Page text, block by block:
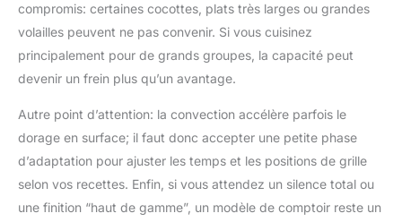
compromis: certaines cocottes, plats très larges ou grandes
volailles peuvent ne pas convenir. Si vous cuisinez
principalement pour de grands groupes, la capacité peut
devenir un frein plus qu’un avantage.
Autre point d’attention: la convection accélère parfois le
dorage en surface; il faut donc accepter une petite phase
d’adaptation pour ajuster les temps et les positions de grille
selon vos recettes. Enfin, si vous attendez un silence total ou
une finition “haut de gamme”, un modèle de comptoir reste un